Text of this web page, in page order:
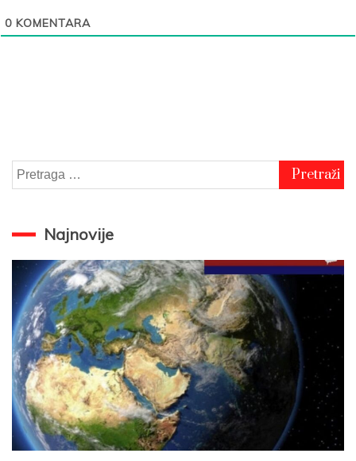
0 KOMENTARA
Pretraga
za:
Najnovije